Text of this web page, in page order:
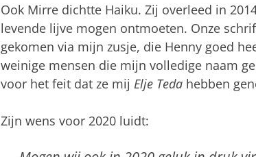
Ook Mirre dichtte Haiku. Zij overleed in
levende lijve mogen ontmoeten. Onze
gekomen via mijn zusje, die Henny goed
weinige mensen die mijn volledige naam
voor het feit dat ze mij Elje Tedahebben
Zijn wens voor 2020 luidt: